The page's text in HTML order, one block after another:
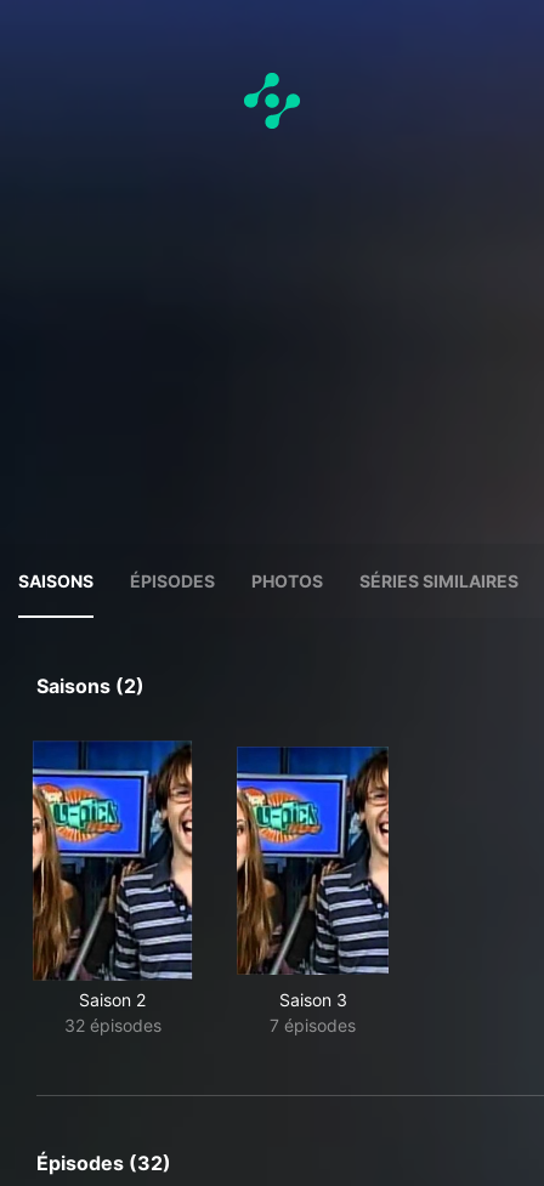
SAISONS ÉPISODES PHOTOS SÉRIES SIMILAIRES
Saisons (2)
Saison 2
32 épisodes
Saison 3
7 épisodes
Épisodes (32)